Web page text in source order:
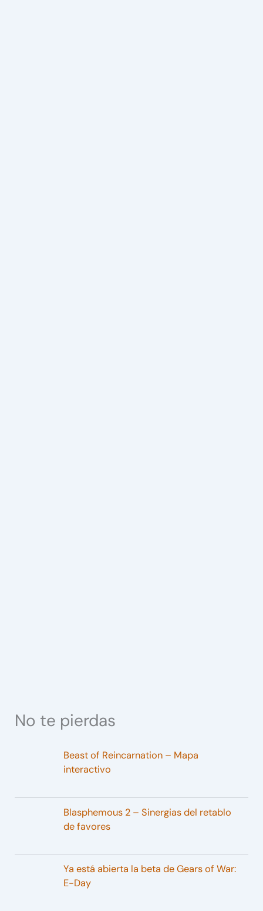
No te pierdas
Beast of Reincarnation – Mapa
interactivo
Blasphemous 2 – Sinergias del retablo
de favores
Ya está abierta la beta de Gears of War:
E-Day